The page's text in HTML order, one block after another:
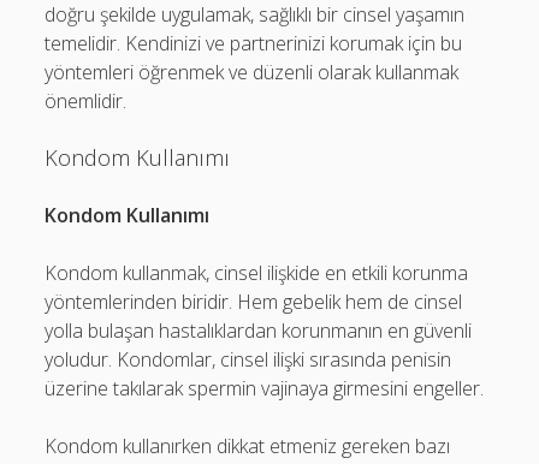
doğru şekilde uygulamak, sağlıklı bir cinsel yaşamın
temelidir. Kendinizi ve partnerinizi korumak için bu
yöntemleri öğrenmek ve düzenli olarak kullanmak
önemlidir.
Kondom Kullanımı
Kondom Kullanımı
Kondom kullanmak, cinsel ilişkide en etkili korunma
yöntemlerinden biridir. Hem gebelik hem de cinsel
yolla bulaşan hastalıklardan korunmanın en güvenli
yoludur. Kondomlar, cinsel ilişki sırasında penisin
üzerine takılarak spermin vajinaya girmesini engeller.
Kondom kullanırken dikkat etmeniz gereken bazı